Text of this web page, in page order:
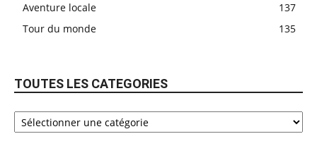
Aventure locale
137
Tour du monde
135
TOUTES LES CATEGORIES